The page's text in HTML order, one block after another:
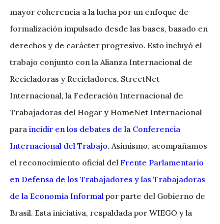
mayor coherencia a la lucha por un enfoque de
formalización impulsado desde las bases, basado en
derechos y de carácter progresivo. Esto incluyó el
trabajo conjunto con la Alianza Internacional de
Recicladoras y Recicladores, StreetNet
Internacional, la Federación Internacional de
Trabajadoras del Hogar y HomeNet Internacional
para incidir en los debates de la Conferencia
Internacional del Trabajo. Asimismo, acompañamos
el reconocimiento oficial del Frente Parlamentario
en Defensa de los Trabajadores y las Trabajadoras
de la Economía Informal por parte del Gobierno de
Brasil. Esta iniciativa, respaldada por WIEGO y la